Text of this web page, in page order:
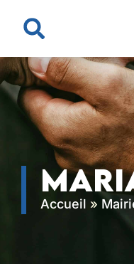
principal
Accueil »